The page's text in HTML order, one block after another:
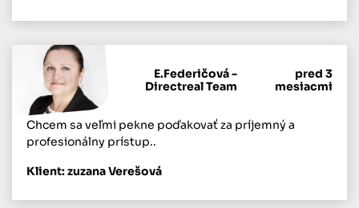
E.Federičová -
Directreal Team
pred 3
mesiacmi
Chcem sa veľmi pekne poďakovať za príjemný a
profesionálny prístup..
Klient: zuzana Verešová